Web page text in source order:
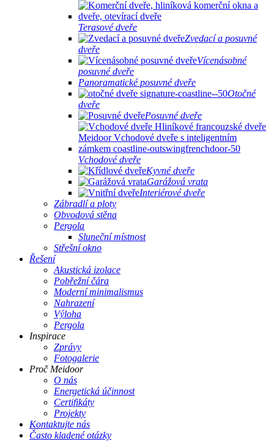
Terasové dveře
Zvedací a posuvné
dveře
Vícenásobné
posuvné dveře
Panoramatické posuvné dveře
Otočné
dveře
Posuvné dveře
Vchodové dveře
Kyvné dveře
Garážová vrata
Interiérové ​​dveře
Zábradlí a ploty
Obvodová stěna
Pergola
Sluneční místnost
Střešní okno
Řešení
Akustická izolace
Pobřežní čára
Moderní minimalismus
Nahrazení
Výloha
Pergola
Inspirace
Zprávy
Fotogalerie
Proč Meidoor
O nás
Energetická účinnost
Certifikáty
Projekty
Kontaktujte nás
Často kladené otázky